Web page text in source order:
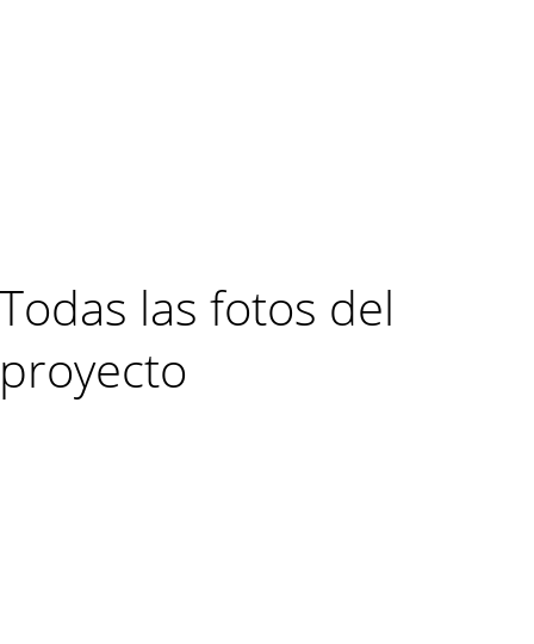
Todas las fotos del
proyecto